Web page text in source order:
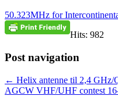
50.323MHz for
Hits: 982
Post navigation
← Helix antenne til 2,4 GHz/
AGCW VHF/UHF contest